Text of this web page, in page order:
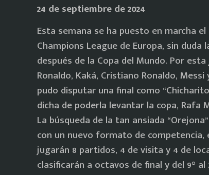
24 de septiembre de 2024
Esta semana se ha puesto en marcha
Champions League de Europa, sin
después de la Copa del Mundo. Por
Ronaldo, Kaká, Cristiano Ronaldo,
pudo disputar una final como
dicha de poderla levantar la copa, Rafa
La búsqueda de la tan ansiada
con un nuevo formato de competencia,
jugarán 8 partidos, 4 de visita y 4 de
clasificarán a octavos de final y del 9°